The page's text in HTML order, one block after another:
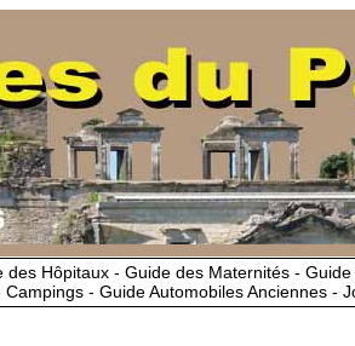
Hôpitaux - Guide des Maternités -
- Guide Automobiles Anciennes -